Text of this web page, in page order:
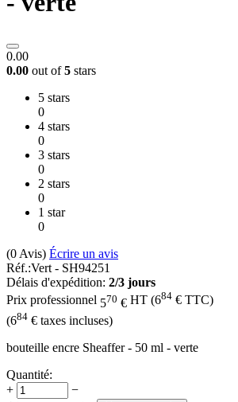
0.00
0.00 out of5 stars
5 stars
0
4 stars
0
3 stars
0
2 stars
0
1 star
0
(0 Avis) Écrire un avis
Réf.:Vert - SH94251
Délais d'expédition: 2/3 jours
Prix professionnel 570 € HT (684 € TTC)
(684 € taxes incluses)
bouteille encre Sheaffer - 50 ml - verte
Quantité:
+
−